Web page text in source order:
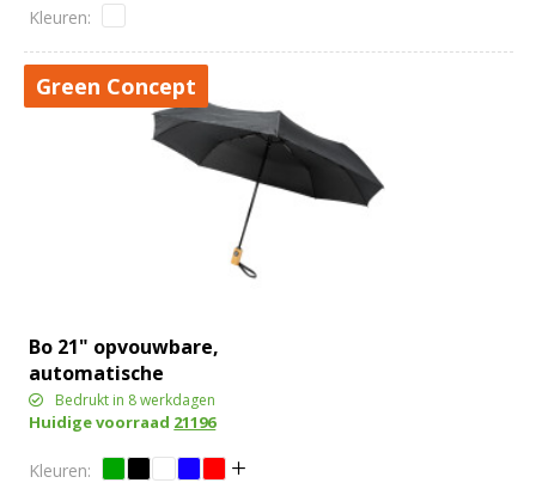
Green Concept
Bo 21" opvouwbare,
automatische
gerecyclede PET paraplu
Bedrukt in 8 werkdagen
Huidige voorraad 21196